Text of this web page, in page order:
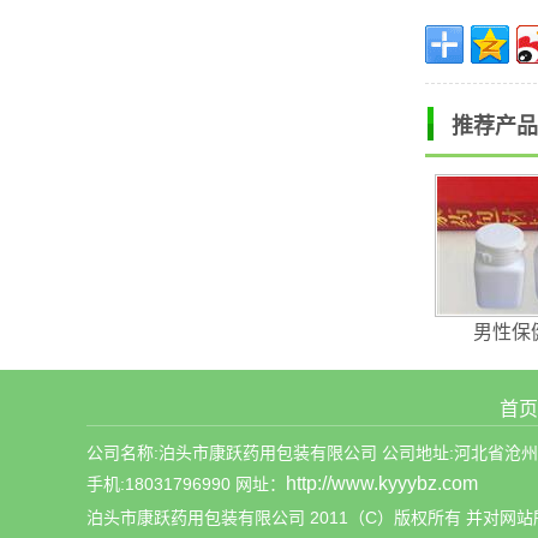
推荐产品
男性保
首页
公司名称:泊头市康跃药用包装有限公司 公司地址:河北省沧
手机:18031796990 网址：
http://www.kyyybz.com
泊头市康跃药用包装有限公司 2011（C）版权所有 并对网